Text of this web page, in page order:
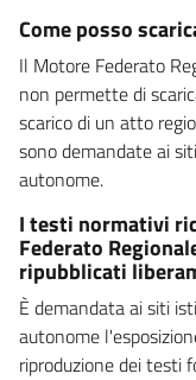
Come posso
Il Motore Federato
non permette di
scarico di un atto
sono demandate ai
autonome.
I testi normativi
Federato
ripubblicati
È demandata ai siti
autonome
riproduzione dei testi